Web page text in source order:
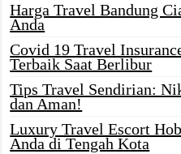
Harga Travel Bandung
Anda
Covid 19 Travel
Terbaik Saat Berlibur
Tips Travel Sendirian:
dan Aman!
Luxury Travel Escort
Anda di Tengah Kota